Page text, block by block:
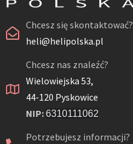
Chcesz się skontaktować?
heli@helipolska.pl
Chcesz nas znaleźć?
Wielowiejska 53,
44-120 Pyskowice
NIP:6310111062
Potrzebujesz informacji?